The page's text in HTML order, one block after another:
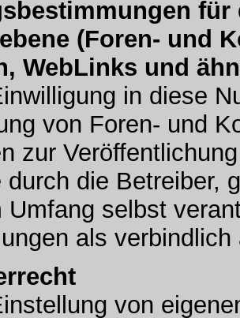
(Foren- und
WebLinks und
in diese
von Foren- und
zur
durch die Betreiber,
Umfang selbst
als verbindlich
von